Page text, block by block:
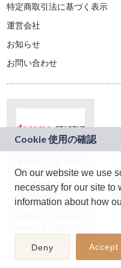
特定商取引法に基づく表示
運営会社
お知らせ
お問い合わせ
ドコモグループの新
規事業創出プログラ
ム「docomo
STARTUP」を通じて
On our website we use
necessary for our site to
information about how
Deny Accept